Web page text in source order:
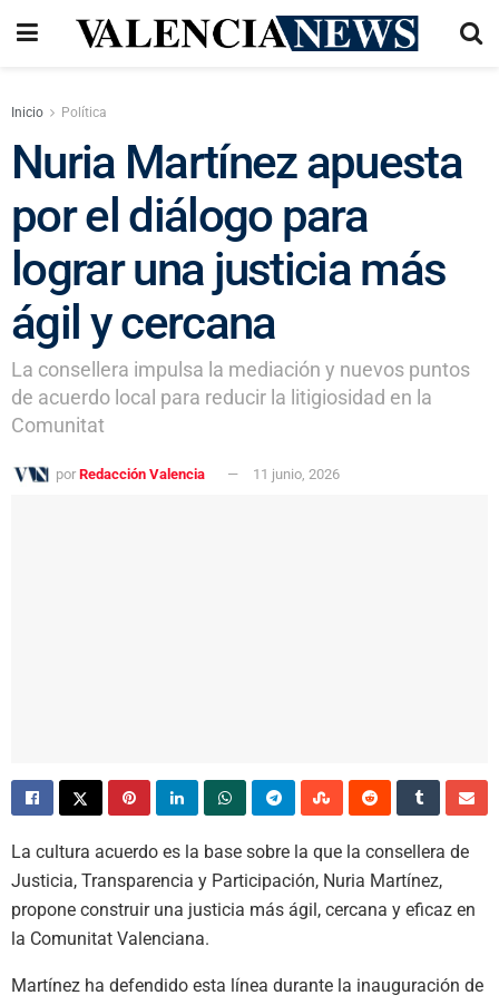
Inicio Política
Nuria Martínez apuesta
por el diálogo para
lograr una justicia más
ágil y cercana
La consellera impulsa la mediación y nuevos puntos
de acuerdo local para reducir la litigiosidad en la
Comunitat
por Redacción Valencia 11 junio, 2026
La cultura acuerdo es la base sobre la que la consellera de
Justicia, Transparencia y Participación, Nuria Martínez,
propone construir una justicia más ágil, cercana y eficaz en
la Comunitat Valenciana.
Martínez ha defendido esta línea durante la inauguración de